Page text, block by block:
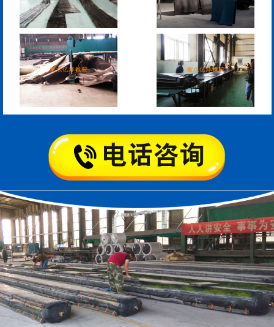
缩缝
L型桥梁伸缩缝 Z型桥梁伸缩缝
板式橡胶伸缩缝 C型桥梁伸缩缝
200*25米圆形桥梁气囊 390*14米的圆形充气芯
模